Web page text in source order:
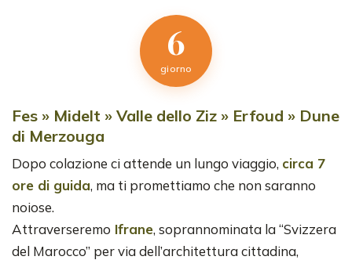
6
giorno
Fes » Midelt » Valle dello Ziz » Erfoud » Dune
di Merzouga
Dopo colazione ci attende un lungo viaggio, circa 7
ore di guida, ma ti promettiamo che non saranno
noiose.
Attraverseremo Ifrane, soprannominata la “Svizzera
del Marocco’’ per via dell’architettura cittadina,